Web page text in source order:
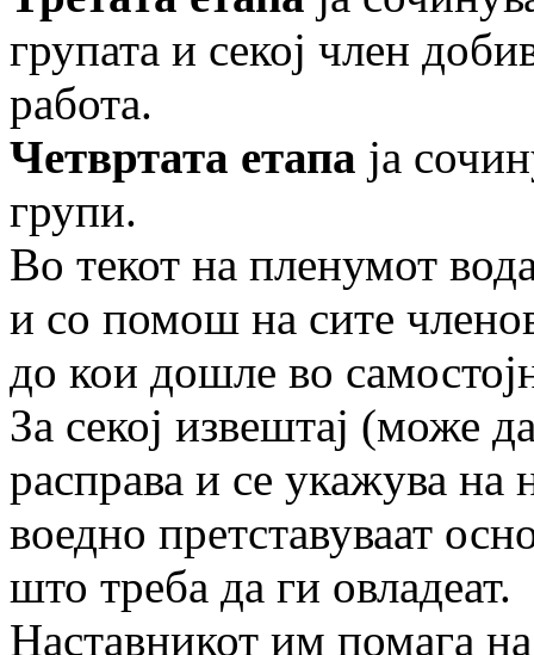
групата и секој член
работа.
Четвртата етапа ја
групи.
Во текот на пленумот
и со помош на сите
до кои дошле во
За секој извештај (може
расправа и се укажува на
воедно претставуваат
што треба да ги овладеат.
Наставникот им помага